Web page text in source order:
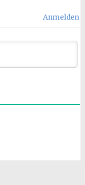
Anmelden